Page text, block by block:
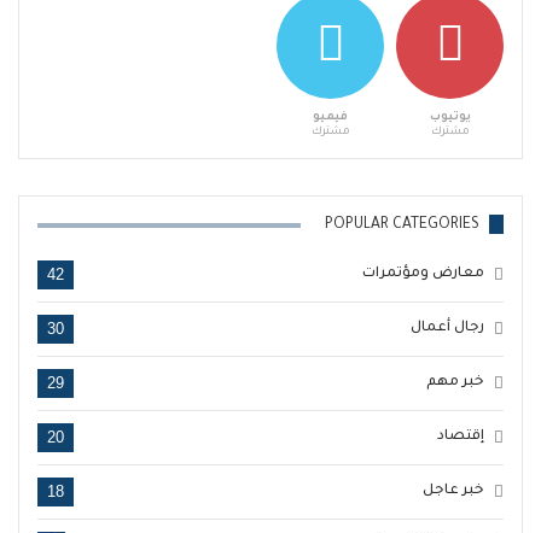
يوتيوب
مشترك
فيميو
مشترك
POPULAR CATEGORIES
معارض ومؤتمرات 42
رجال أعمال 30
خبر مهم 29
إقتصاد 20
خبر عاجل 18